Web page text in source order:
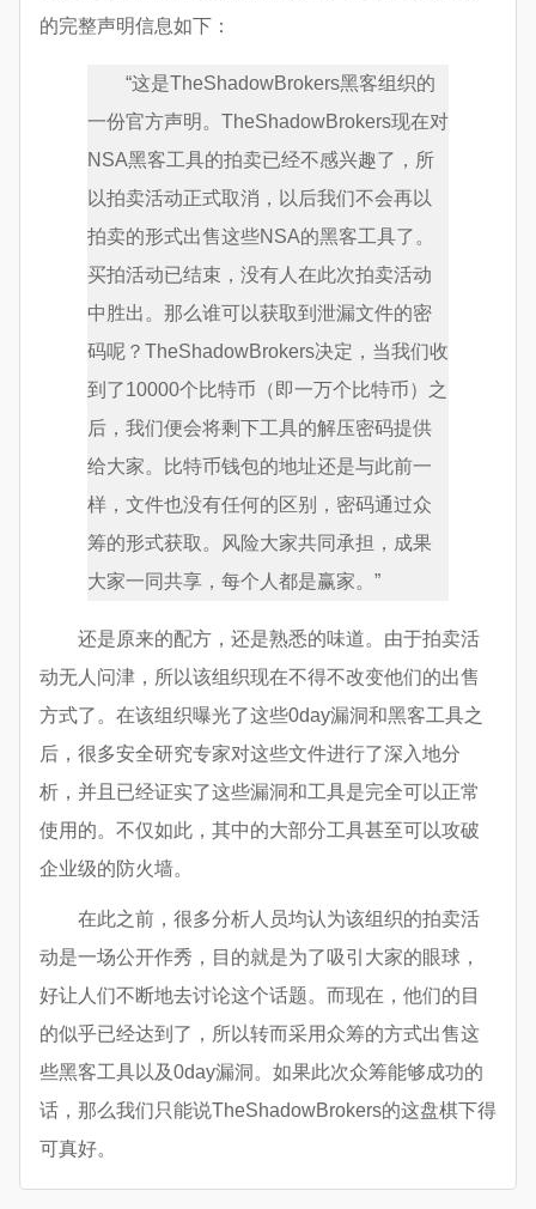
的完整声明信息如下：
“这是TheShadowBrokers黑客组织的
一份官方声明。TheShadowBrokers现在对
NSA黑客工具的拍卖已经不感兴趣了，所
以拍卖活动正式取消，以后我们不会再以
拍卖的形式出售这些NSA的黑客工具了。
买拍活动已结束，没有人在此次拍卖活动
中胜出。那么谁可以获取到泄漏文件的密
码呢？TheShadowBrokers决定，当我们收
到了10000个比特币（即一万个比特币）之
后，我们便会将剩下工具的解压密码提供
给大家。比特币钱包的地址还是与此前一
样，文件也没有任何的区别，密码通过众
筹的形式获取。风险大家共同承担，成果
大家一同共享，每个人都是赢家。”
还是原来的配方，还是熟悉的味道。由于拍卖活
动无人问津，所以该组织现在不得不改变他们的出售
方式了。在该组织曝光了这些0day漏洞和黑客工具之
后，很多安全研究专家对这些文件进行了深入地分
析，并且已经证实了这些漏洞和工具是完全可以正常
使用的。不仅如此，其中的大部分工具甚至可以攻破
企业级的防火墙。
在此之前，很多分析人员均认为该组织的拍卖活
动是一场公开作秀，目的就是为了吸引大家的眼球，
好让人们不断地去讨论这个话题。而现在，他们的目
的似乎已经达到了，所以转而采用众筹的方式出售这
些黑客工具以及0day漏洞。如果此次众筹能够成功的
话，那么我们只能说TheShadowBrokers的这盘棋下得
可真好。